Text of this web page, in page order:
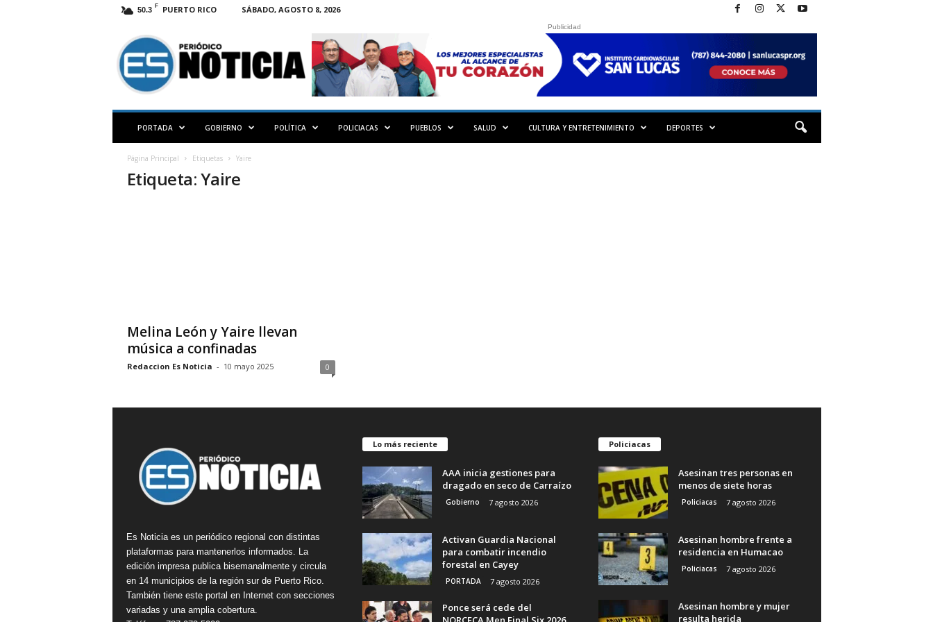
50.3 F PUERTO RICO SÁBADO, AGOSTO 8, 2026
S
N
O
Publicidad
PORTADA GOBIERNO POLÍTICA POLICIACAS PUEBLOS SALUD CULTURA Y ENTRETENIMIENTO DEPORTES
Página Principal Etiquetas Yaire
Etiqueta: Yaire
Melina León y Yaire llevan
música a confinadas
Redaccion Es Noticia - 10 mayo 2025 0
Es Noticia es un periódico regional con distintas
plataformas para mantenerlos informados. La
edición impresa publica bisemanalmente y circula
en 14 municipios de la región sur de Puerto Rico.
También tiene este portal en Internet con secciones
variadas y una amplia cobertura.
Lo más reciente
AAA inicia gestiones para
dragado en seco de Carraízo
Gobierno 7 agosto 2026
Activan Guardia Nacional
para combatir incendio
forestal en Cayey
PORTADA 7 agosto 2026
Ponce será cede del
Policiacas
Asesinan tres personas en
menos de siete horas
Policiacas 7 agosto 2026
Asesinan hombre frente a
residencia en Humacao
Policiacas 7 agosto 2026
Asesinan hombre y mujer
resulta herida